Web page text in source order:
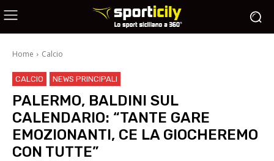
Home Calcio
CALCIO NEWS PRINCIPALI
PALERMO, BALDINI SUL
CALENDARIO: “TANTE GARE
EMOZIONANTI, CE LA GIOCHEREMO
CON TUTTE”